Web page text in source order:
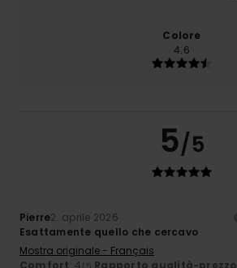
Colore
4.6
5/5
Pierre2. aprile 2026
Esattamente quello che cercavo
Mostra originale - Français
Comfort: 4 /5 Rapporto qualità-prezzo